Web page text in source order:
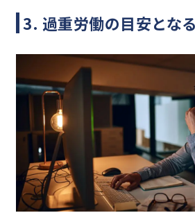
3. 過重労働の目安とな